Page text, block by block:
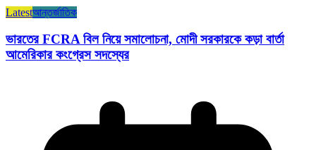
Latestআন্তর্জাতিক
ভারতের FCRA বিল নিয়ে সমালোচনা, মোদী সরকারকে কড়া বার্তা
আমেরিকার কংগ্রেস সদস্যের